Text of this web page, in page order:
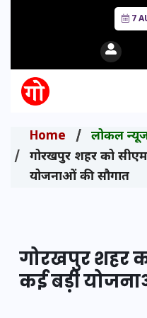
7
Home
लोकल
गोरखपुर शहर को
योजनाओं की सौगात
गोरखपुर शहर
कई बड़ी